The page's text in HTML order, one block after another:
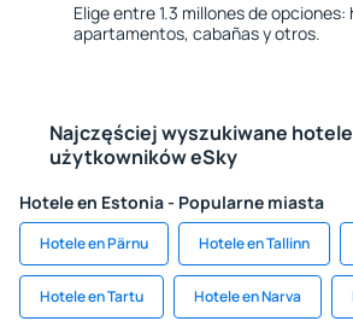
Elige entre 1.3 millones de opciones:
apartamentos, cabañas y otros.
Najczęściej wyszukiwane
użytkowników eSky
Hotele en Estonia - Popularne miasta
Hotele en Pärnu Hotele en Tallinn
Hotele en Tartu Hotele en Narva